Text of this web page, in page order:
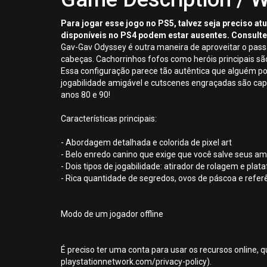
Para jogar esse jogo no PS5, talvez seja preciso
disponíveis no PS4 podem estar ausentes.
Gav-Gav Odyssey é outra maneira de aproveitar o
cabeças. Cachorrinhos fofos como heróis principais
Essa configuração parece tão autêntica que alguém
jogabilidade amigável e cutscenes engraçadas são
anos 80 e 90!
Características principais:
- Abordagem detalhada e colorida de pixel art
- Belo enredo canino que exige que você salve seus
- Dois tipos de jogabilidade: atirador de rolagem e
- Rica quantidade de segredos, ovos de páscoa e
Modo de um jogador offline
É preciso ter uma conta para usar os recursos
playstationnetwork.com/privacy-policy).